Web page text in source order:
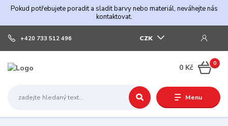
Pokud potřebujete poradit a sladit barvy nebo materiál, neváhejte nás
kontaktovat.
Menu
CZK
+420 733 512 496
0
0 Kč